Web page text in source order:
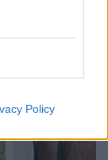
Policy